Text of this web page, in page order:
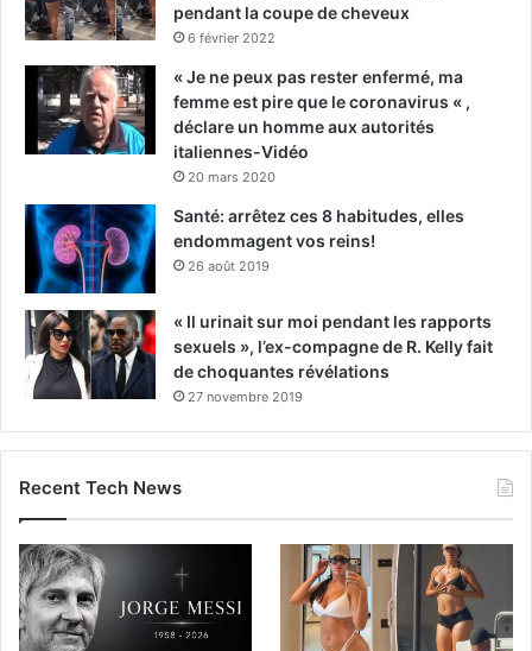
pendant la coupe de cheveux
6 février 2022
« Je ne peux pas rester enfermé, ma
femme est pire que le coronavirus « ,
déclare un homme aux autorités
italiennes-Vidéo
20 mars 2020
Santé: arrêtez ces 8 habitudes, elles
endommagent vos reins!
26 août 2019
« Il urinait sur moi pendant les rapports
sexuels », l’ex-compagne de R. Kelly fait
de choquantes révélations
27 novembre 2019
Recent Tech News